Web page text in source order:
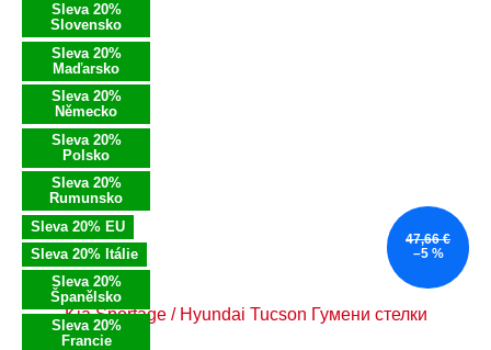
Sleva 20%
Slovensko
Sleva 20%
Maďarsko
Sleva 20%
Německo
Sleva 20%
Polsko
Sleva 20%
Rumunsko
Sleva 20% EU
Sleva 20% Itálie
Sleva 20%
Španělsko
Sleva 20%
Francie
47,66 €
–5 %
Kia Sportage / Hyundai Tucson Гумени стелки